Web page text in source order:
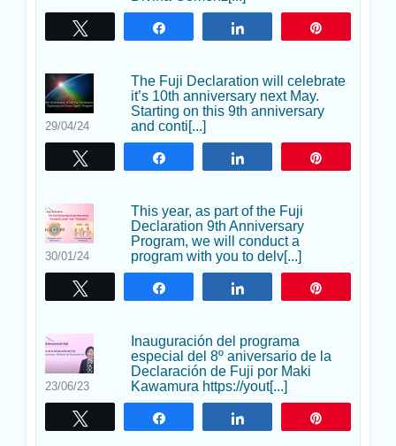
Compartir Compartir
29/04/24
The Fuji Declaration will celebrate
it’s 10th anniversary next May.
Starting on this 9th anniversary
and conti[...]
Compartir Compartir
30/01/24
This year, as part of the Fuji
Declaration 9th Anniversary
Program, we will conduct a
program with you to delv[...]
Compartir Compartir
23/06/23
Inauguración del programa
especial del 8º aniversario de la
Declaración de Fuji por Maki
Kawamura https://yout[...]
Compartir Compartir